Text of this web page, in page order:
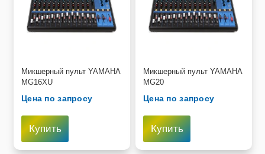
Микшерный пульт YAMAHA
MG16XU
Цена по запросу
Купить
Микшерный пульт YAMAHA
MG20
Цена по запросу
Купить